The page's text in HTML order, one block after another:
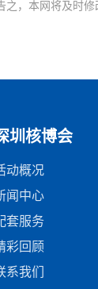
，本网将及时
圳核博会
动概况
闻中心
套服务
彩回顾
系我们